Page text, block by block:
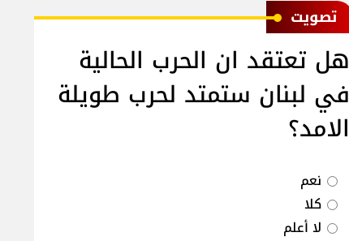
ﺗﺼﻮﻳﺖ
هل تعتقد ان الحرب الحالية
في لبنان ستمتد لحرب طويلة
الامد؟
نعم
كلا
لا أعلم